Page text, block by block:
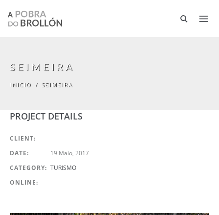
SEIMEIRA
INICIO / SEIMEIRA
PROJECT DETAILS
CLIENT:
DATE:
19 Maio, 2017
CATEGORY: TURISMO
ONLINE: